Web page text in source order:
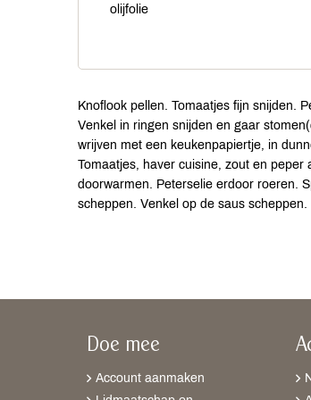
olijfolie
Knoflook pellen. Tomaatjes fijn snijden.
Venkel in ringen snijden en gaar
wrijven met een keukenpapiertje, in
Tomaatjes, haver cuisine, zout en
doorwarmen. Peterselie erdoor roeren.
scheppen. Venkel op de saus scheppen.
Doe mee
Account aanmaken